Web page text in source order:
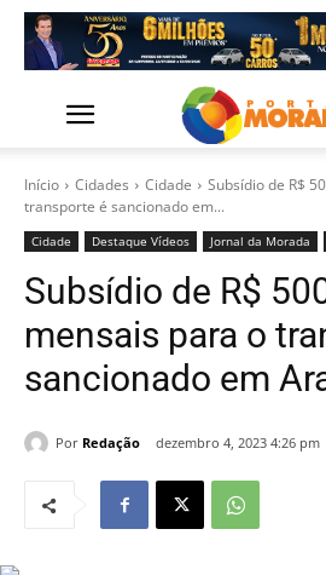
Início Cidades Cidade
Subsídio de R$
transporte é sancionado em...
Cidade Destaque Vídeos Jornal da Morada
Subsídio de R$
mensais para o
sancionado em
Por Redação dezembro 4, 2023 4:26 pm